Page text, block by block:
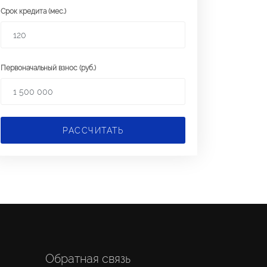
Срок кредита (мес.)
Первоначальный взнос (руб.)
РАССЧИТАТЬ
Обратная связь